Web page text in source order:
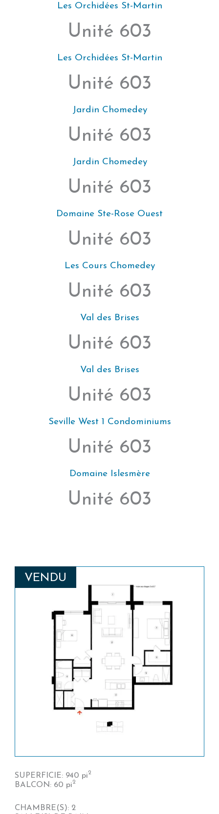
Les Orchidées St-Martin
Unité 603
Les Orchidées St-Martin
Unité 603
Jardin Chomedey
Unité 603
Jardin Chomedey
Unité 603
Domaine Ste-Rose Ouest
Unité 603
Les Cours Chomedey
Unité 603
Val des Brises
Unité 603
Val des Brises
Unité 603
Seville West 1 Condominiums
Unité 603
Domaine Islesmère
Unité 603
VENDU
SUPERFICIE: 940 pi2
BALCON: 60 pi2
CHAMBRE(S): 2